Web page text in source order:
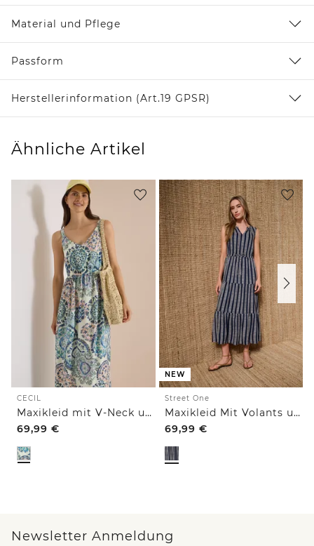
Material und Pflege
Passform
Herstellerinformation (Art.19 GPSR)
Ähnliche Artikel
CECIL
Maxikleid mit V-Neck und Print
69,99 €
NEW
Street One
Maxikleid Mit Volants und Print
69,99 €
Newsletter Anmeldung